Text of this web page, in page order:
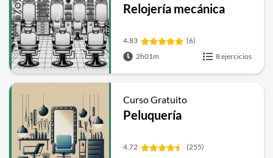
Relojería mecánica
4.83
(6)
2h01m
8 ejercicios
Curso Gratuito
Peluquería
4.72
(255)